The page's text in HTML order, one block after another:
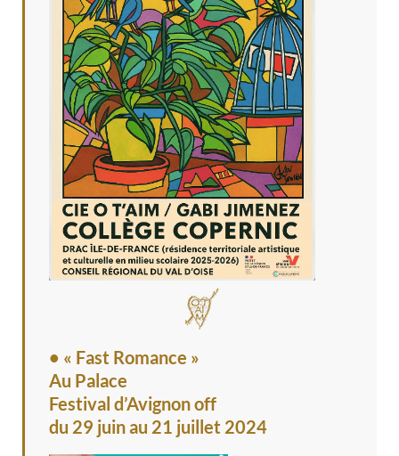
• « Fast Romance »
Au Palace
Festival d’Avignon off
du 29 juin au 21 juillet 2024